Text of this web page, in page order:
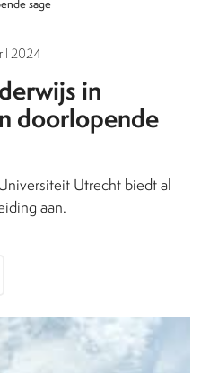
sage
2024
in
doorlopende
Utrecht biedt al
aan.